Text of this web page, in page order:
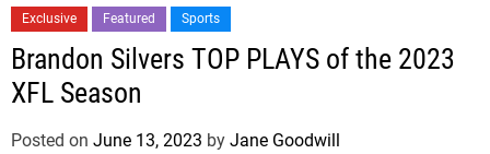
Exclusive Featured Sports
Brandon Silvers TOP PLAYS of the 2023
XFL Season
Posted on June 13, 2023 by Jane Goodwill